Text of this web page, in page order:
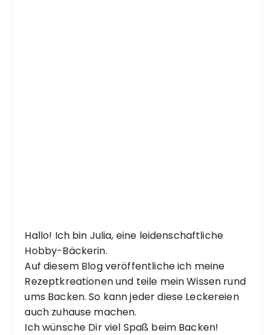
Hallo! Ich bin Julia, eine leidenschaftliche
Hobby-Bäckerin.
Auf diesem Blog veröffentliche ich meine
Rezeptkreationen und teile mein Wissen rund
ums Backen. So kann jeder diese Leckereien
auch zuhause machen.
Ich wünsche Dir viel Spaß beim Backen!